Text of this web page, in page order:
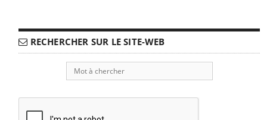
RECHERCHER SUR LE SITE-WEB